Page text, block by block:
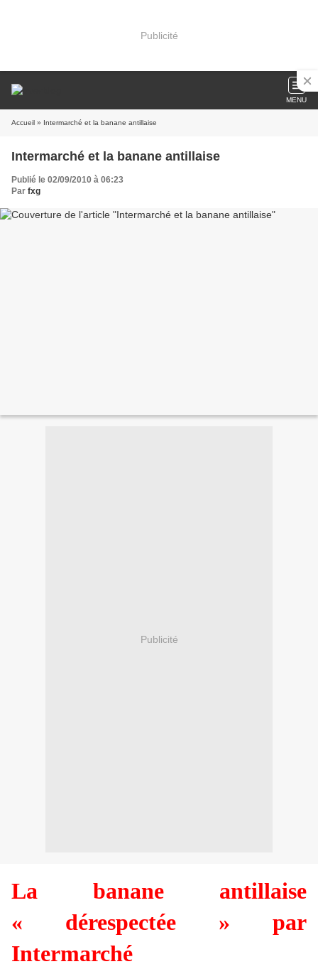
Publicité
MENU
Accueil » Intermarché et la banane antillaise
Intermarché et la banane antillaise
Publié le 02/09/2010 à 06:23
Par fxg
Publicité
La banane antillaise
« dérespectée » par
Intermarché